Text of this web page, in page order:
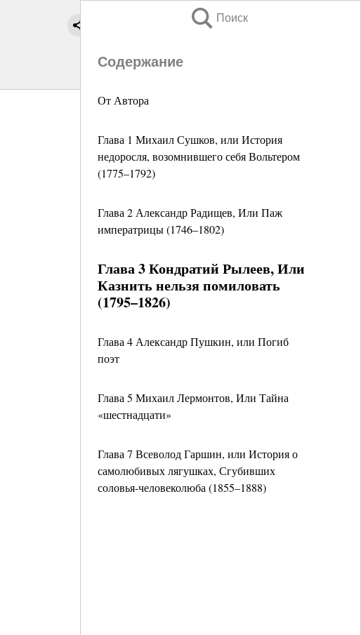
Поиск
Содержание
От Автора
Глава 1 Михаил Сушков, или История
недоросля, возомнившего себя Вольтером
(1775–1792)
Глава 2 Александр Радищев, Или Паж
императрицы (1746–1802)
Глава 3 Кондратий Рылеев, Или
Казнить нельзя помиловать
(1795–1826)
Глава 4 Александр Пушкин, или Погиб
поэт
Глава 5 Михаил Лермонтов, Или Тайна
«шестнадцати»
Глава 7 Всеволод Гаршин, или История о
самолюбивых лягушках, Сгубивших
соловья-человеколюба (1855–1888)